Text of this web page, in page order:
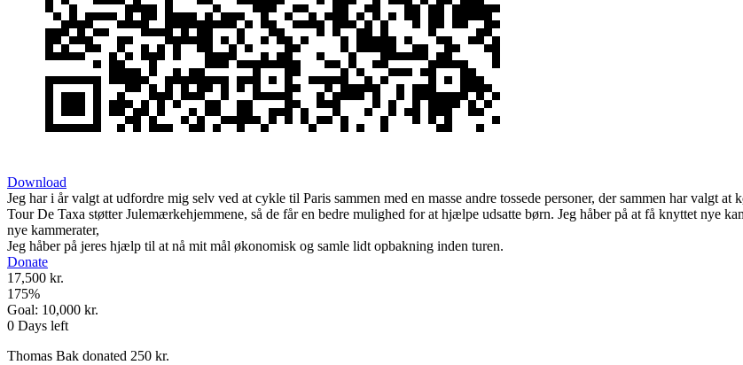
Download
Jeg har i år valgt at udfordre mig selv ved at cykle til Paris sammen med en masse andre tossede personer, der sammen har valgt at
Tour De Taxa støtter Julemærkehjemmene, så de får en bedre mulighed for at hjælpe udsatte børn. Jeg håber på at få knyttet nye
nye kammerater,
Jeg håber på jeres hjælp til at nå mit mål økonomisk og samle lidt opbakning inden turen.
Donate
17,500 kr.
175%
Goal: 10,000 kr.
0 Days left
Thomas Bak donated 250 kr.